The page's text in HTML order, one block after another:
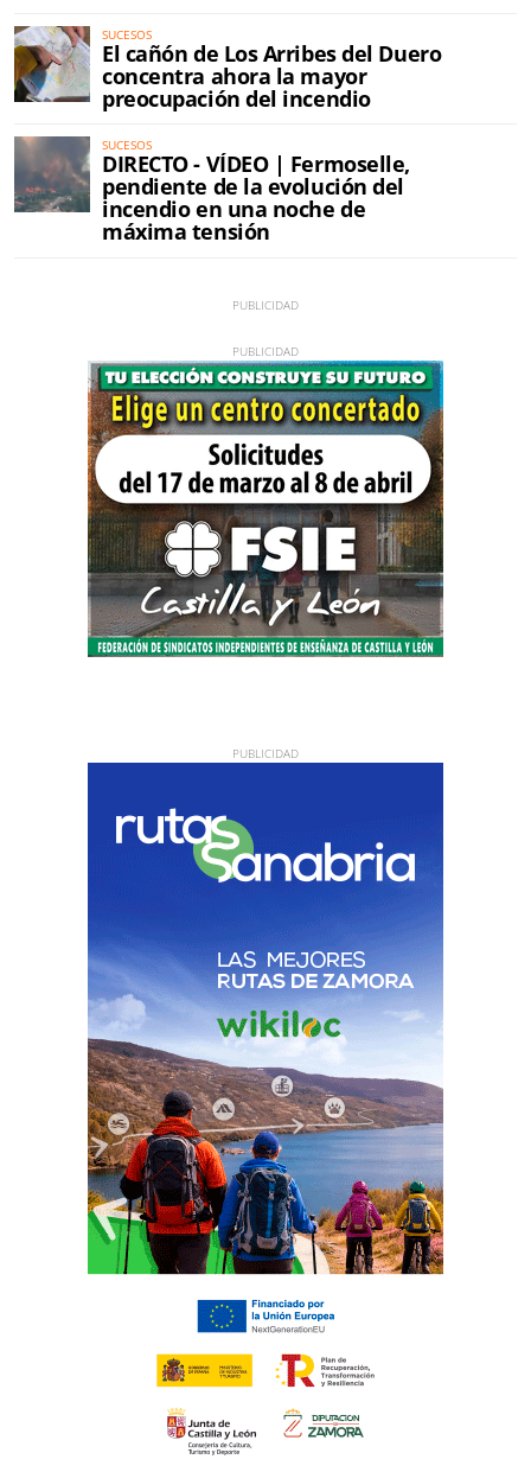
SUCESOS
El cañón de Los Arribes del Duero
concentra ahora la mayor
preocupación del incendio
SUCESOS
DIRECTO - VÍDEO | Fermoselle,
pendiente de la evolución del
incendio en una noche de
máxima tensión